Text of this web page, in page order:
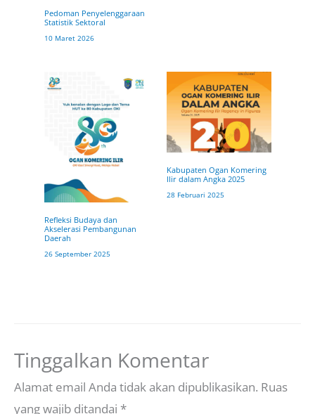
Pedoman Penyelenggaraan
Statistik Sektoral
10 Maret 2026
Refleksi Budaya dan
Akselerasi Pembangunan
Daerah
26 September 2025
Kabupaten Ogan Komering
Ilir dalam Angka 2025
28 Februari 2025
Tinggalkan Komentar
Alamat email Anda tidak akan dipublikasikan. Ruas
yang wajib ditandai *